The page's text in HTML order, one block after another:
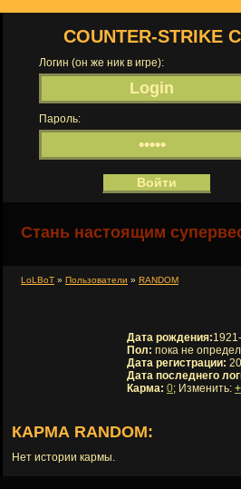
COUNTER-STRIKE
Логин (он же ник в игре):
Пароль:
Стань настоящим
LoLBoT » Пользователи » RANDOM
Дата рождения:
Пол: пока не
Дата регистрации:
Дата последнего
Карма: 0; Изменить: +
КАРМА RANDOM:
Нет истории кармы.